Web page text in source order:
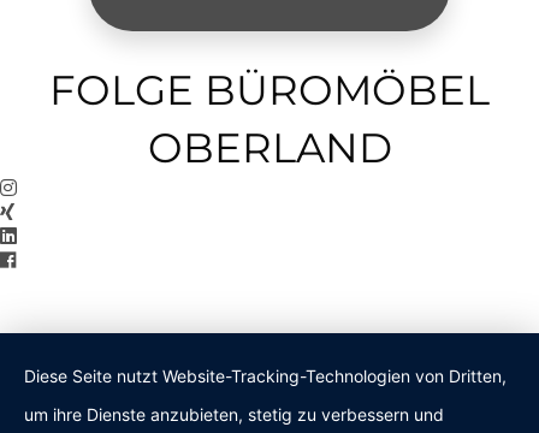
FOLGE BÜROMÖBEL
OBERLAND
Diese Seite nutzt Website-Tracking-Technologien von Dritten,
um ihre Dienste anzubieten, stetig zu verbessern und